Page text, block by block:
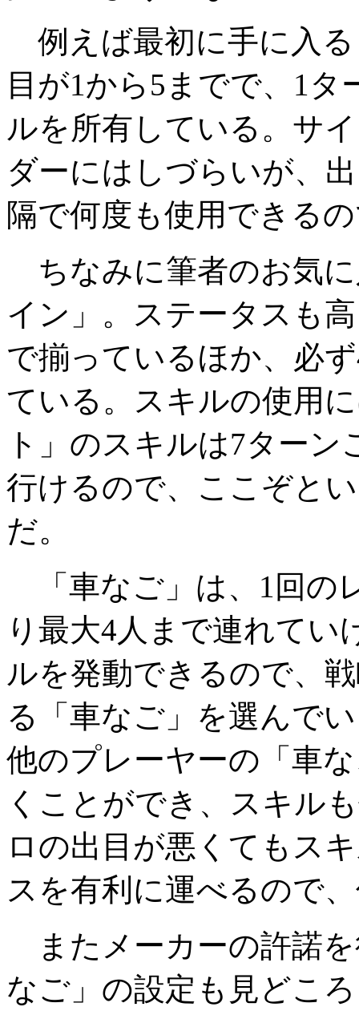
例えば最初に手に入
目が1から5までで、1
ルを所有している。サ
ダーにはしづらいが、
隔で何度も使用できる
ちなみに筆者のお気
イン」。ステータスも
で揃っているほか、必
ている。スキルの使用
ト」のスキルは7ター
行けるので、ここぞと
だ。
「車なご」は、1回の
り最大4人まで連れてい
ルを発動できるので、
る「車なご」を選んで
他のプレーヤーの「車
くことができ、スキル
ロの出目が悪くてもス
スを有利に運べるので
またメーカーの許諾
なご」の設定も見どこ